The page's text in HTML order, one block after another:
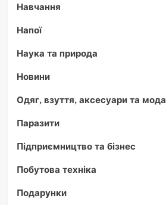
Навчання
Напої
Наука та природа
Новини
Одяг, взуття, аксесуари та мода
Паразити
Підприємництво та бізнес
Побутова техніка
Подарунки